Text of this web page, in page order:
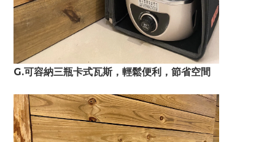
G.可容納三瓶卡式瓦斯，輕鬆便利，節省空間